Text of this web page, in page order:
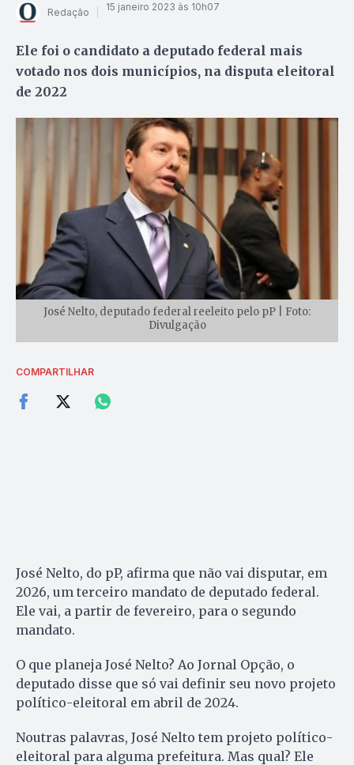
Redação 15 janeiro 2023 às 10h07
Ele foi o candidato a deputado federal mais
votado nos dois municípios, na disputa eleitoral
de 2022
José Nelto, deputado federal reeleito pelo pP | Foto:
Divulgação
COMPARTILHAR
José Nelto, do pP, afirma que não vai disputar, em
2026, um terceiro mandato de deputado federal.
Ele vai, a partir de fevereiro, para o segundo
mandato.
O que planeja José Nelto? Ao Jornal Opção, o
deputado disse que só vai definir seu novo projeto
político-eleitoral em abril de 2024.
Noutras palavras, José Nelto tem projeto político-
eleitoral para alguma prefeitura. Mas qual? Ele